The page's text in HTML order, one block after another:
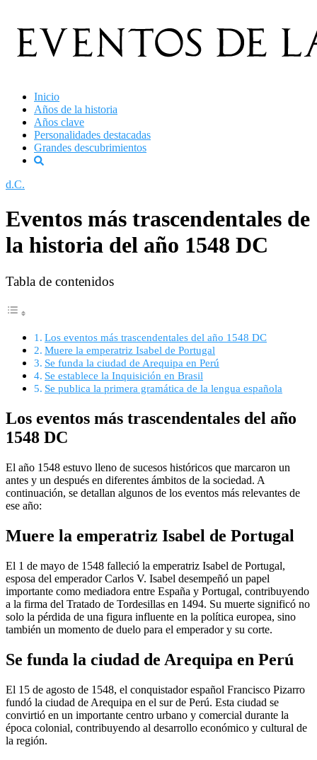
contenido
Inicio
Años de la historia
Años clave
Personalidades destacadas
Grandes descubrimientos
d.C.
Eventos más trascendentales de
la historia del año 1548 DC
Tabla de contenidos
Los eventos más trascendentales del año 1548 DC
Muere la emperatriz Isabel de Portugal
Se funda la ciudad de Arequipa en Perú
Se establece la Inquisición en Brasil
Se publica la primera gramática de la lengua española
Los eventos más trascendentales del año
1548 DC
El año 1548 estuvo lleno de sucesos históricos que marcaron un
antes y un después en diferentes ámbitos de la sociedad. A
continuación, se detallan algunos de los eventos más relevantes de
ese año:
Muere la emperatriz Isabel de Portugal
El 1 de mayo de 1548 falleció la emperatriz Isabel de Portugal,
esposa del emperador Carlos V. Isabel desempeñó un papel
importante como mediadora entre España y Portugal, contribuyendo
a la firma del Tratado de Tordesillas en 1494. Su muerte significó no
solo la pérdida de una figura influente en la política europea, sino
también un momento de duelo para el emperador y su corte.
Se funda la ciudad de Arequipa en Perú
El 15 de agosto de 1548, el conquistador español Francisco Pizarro
fundó la ciudad de Arequipa en el sur de Perú. Esta ciudad se
convirtió en un importante centro urbano y comercial durante la
época colonial, contribuyendo al desarrollo económico y cultural de
la región.